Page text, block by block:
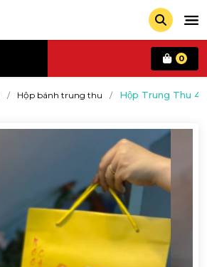
0
Hộp bánh trung thu Hộp Trung Thu 4